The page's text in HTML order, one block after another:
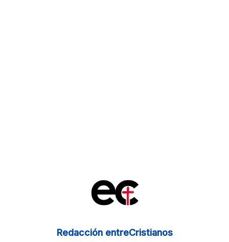
Redacción entreCristianos